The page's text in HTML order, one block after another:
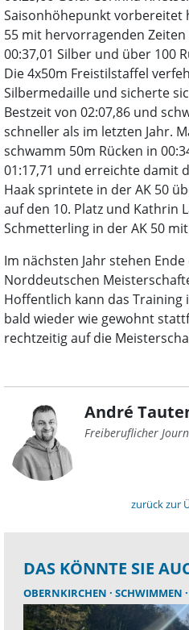
Saisonhöhepunkt vorbereitet
55 mit hervorragenden
00:37,01 Silber und über 100
Die 4x50m Freistilstaffel
Silbermedaille und sicherte
Bestzeit von 02:07,86 und
schneller als im letzten Jahr.
schwamm 50m Rücken in
01:17,71 und erreichte damit
Haak sprintete in der AK 50
auf den 10. Platz und Kathrin
Schmetterling in der AK 50
Im nächsten Jahr stehen
Norddeutschen
Hoffentlich kann das
bald wieder wie gewohnt
rechtzeitig auf die
André
Freiberuflicher
zurück zur
DAS KÖNNTE SIE
OBERNKIRCHEN SCHWIMMEN